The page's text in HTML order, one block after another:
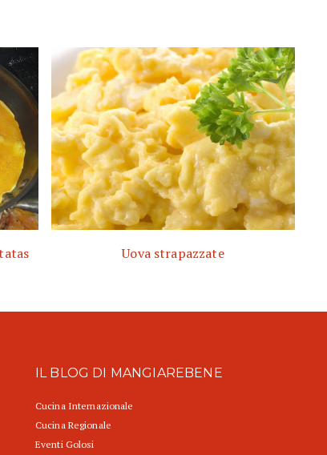
Uova strapazzate
IL BLOG DI MANGIAREBENE
Cucina Internazionale
Cucina Regionale
Eventi Golosi